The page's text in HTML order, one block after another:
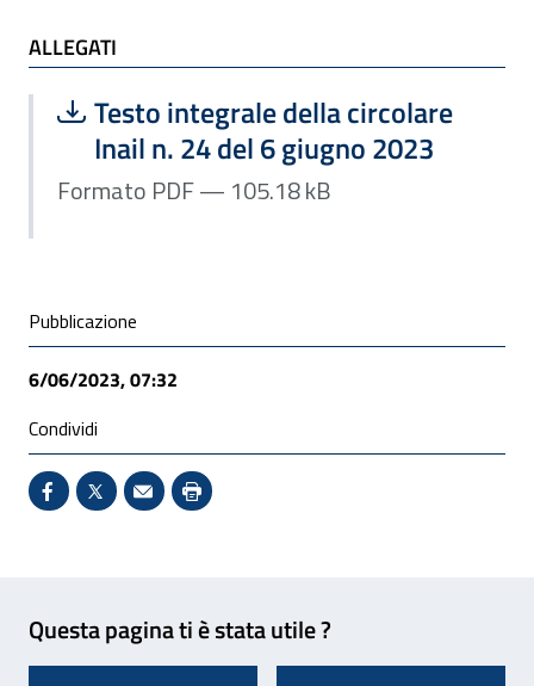
ALLEGATI
ALLEGATI
Scarica file:
Testo integrale della circolare
Inail n. 24 del 6 giugno 2023
Formato PDF — Dimensione 105.18 kB
Formato PDF — 105.18 kB
Condivisione social
Pubblicazione
6/06/2023, 07:32
Condividi
Condividi su Facebook - Sito esterno - Apertura in
X - Sito esterno - Apertura in nuova finestra
Invio Mail: apre il programma di posta
Stampa pagina: scelta meno
Questa pagina ti è stata utile ?